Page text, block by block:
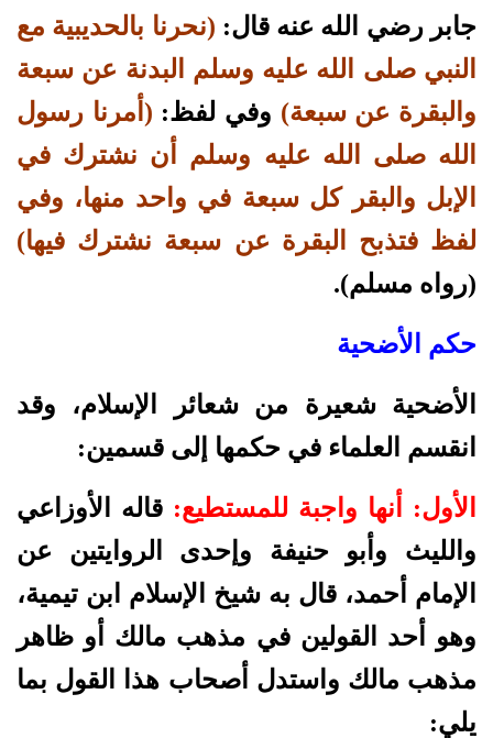
جابر رضي الله عنه قال: (نحرنا بالحديبية مع
النبي صلى الله عليه وسلم البدنة عن سبعة
والبقرة عن سبعة) وفي لفظ: (أمرنا رسول
الله صلى الله عليه وسلم أن نشترك في
الإبل والبقر كل سبعة في واحد منها، وفي
لفظ فتذبح البقرة عن سبعة نشترك فيها)
(رواه مسلم).
حكم الأضحية
الأضحية شعيرة من شعائر الإسلام، وقد
انقسم العلماء في حكمها إلى قسمين:
الأول: أنها واجبة للمستطيع: قاله الأوزاعي
والليث وأبو حنيفة وإحدى الروايتين عن
الإمام أحمد، قال به شيخ الإسلام ابن تيمية،
وهو أحد القولين في مذهب مالك أو ظاهر
مذهب مالك واستدل أصحاب هذا القول بما
يلي: